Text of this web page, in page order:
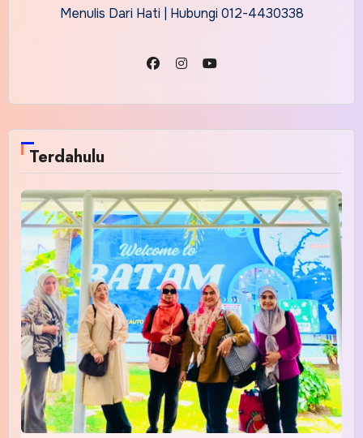
Menulis Dari Hati | Hubungi 012-4430338
Terdahulu